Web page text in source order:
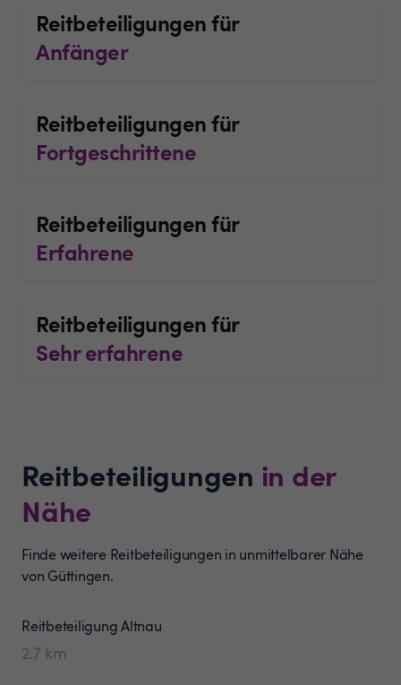
Reitbeteiligungen für
Anfänger
Reitbeteiligungen für
Fortgeschrittene
Reitbeteiligungen für
Erfahrene
Reitbeteiligungen für
Sehr erfahrene
Reitbeteiligungen in der
Nähe
Finde weitere Reitbeteiligungen in unmittelbarer Nähe
von Güttingen.
ReitbeteiligungAltnau
2.7 km